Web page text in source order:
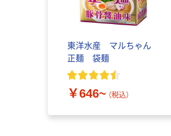
東洋水産 マルちゃん
正麺 袋麺
￥646~ （税込）